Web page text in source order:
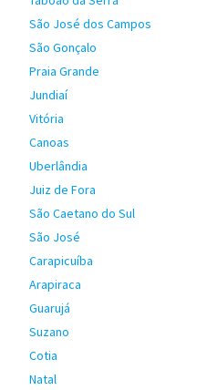
São José dos Campos
São Gonçalo
Praia Grande
Jundiaí
Vitória
Canoas
Uberlândia
Juiz de Fora
São Caetano do Sul
São José
Carapicuíba
Arapiraca
Guarujá
Suzano
Cotia
Natal